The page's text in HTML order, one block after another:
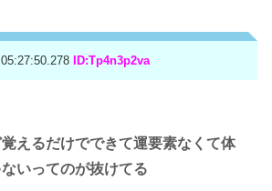
ID:Tp4n3p2va
えるだけでできて運要素なくて体
いってのが抜けてる